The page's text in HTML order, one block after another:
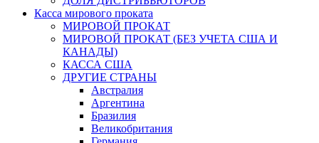
Касса мирового проката
МИРОВОЙ ПРОКАТ
МИРОВОЙ ПРОКАТ (БЕЗ УЧЕТА США И
КАНАДЫ)
КАССА США
ДРУГИЕ СТРАНЫ
Австралия
Аргентина
Бразилия
Великобритания